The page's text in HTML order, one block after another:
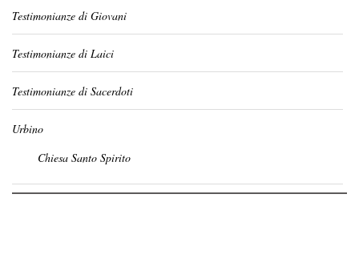
Testimonianze di Giovani
Testimonianze di Laici
Testimonianze di Sacerdoti
Urbino
Chiesa Santo Spirito